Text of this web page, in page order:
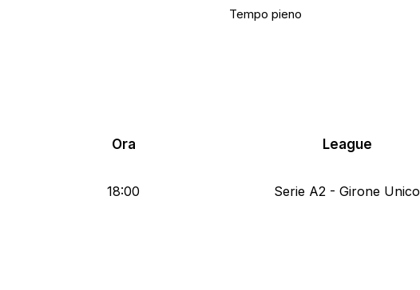
Tempo pieno
Ora League
18:00 Serie A2 - Girone Unico